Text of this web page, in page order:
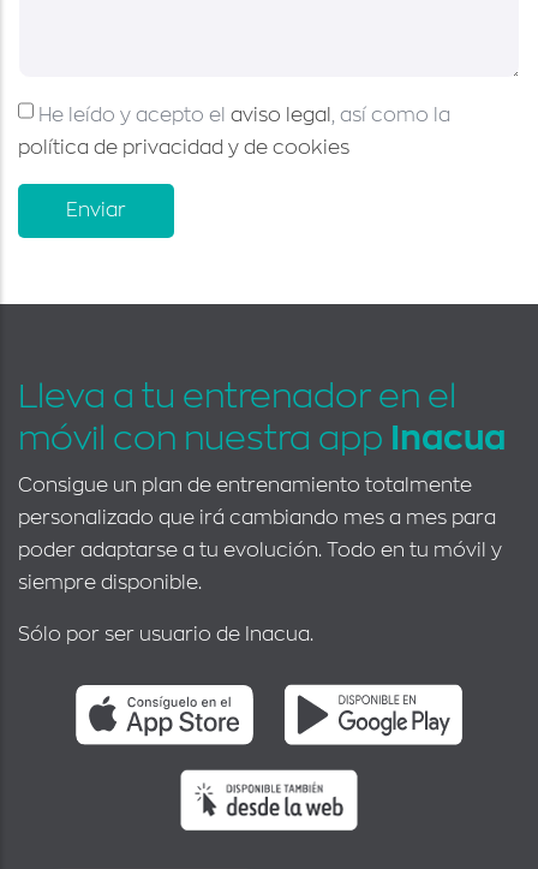
He leído y acepto el aviso legal
, así como la
política de privacidad y de cookies
Lleva a tu entrenador en el
móvil con nuestra app
Inacua
Consigue un plan de entrenamiento totalmente
personalizado que irá cambiando mes a mes para
poder adaptarse a tu evolución. Todo en tu móvil y
siempre disponible.
Sólo por ser usuario de Inacua.